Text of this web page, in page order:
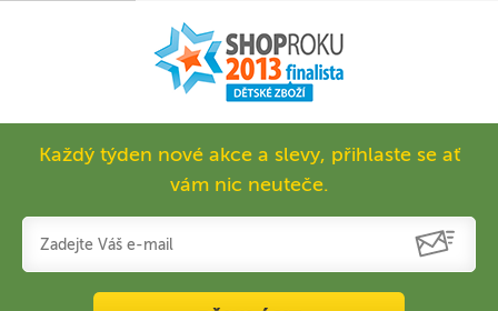
Každý týden nové akce a slevy, přihlaste se ať
vám nic neuteče.